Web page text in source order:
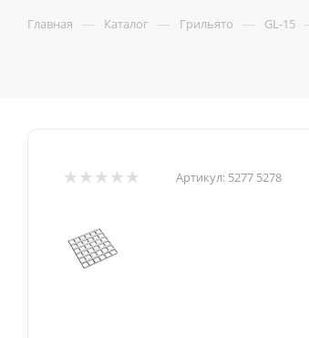
Главная — Каталог — Грильято — GL-15
Артикул: 5277 5278